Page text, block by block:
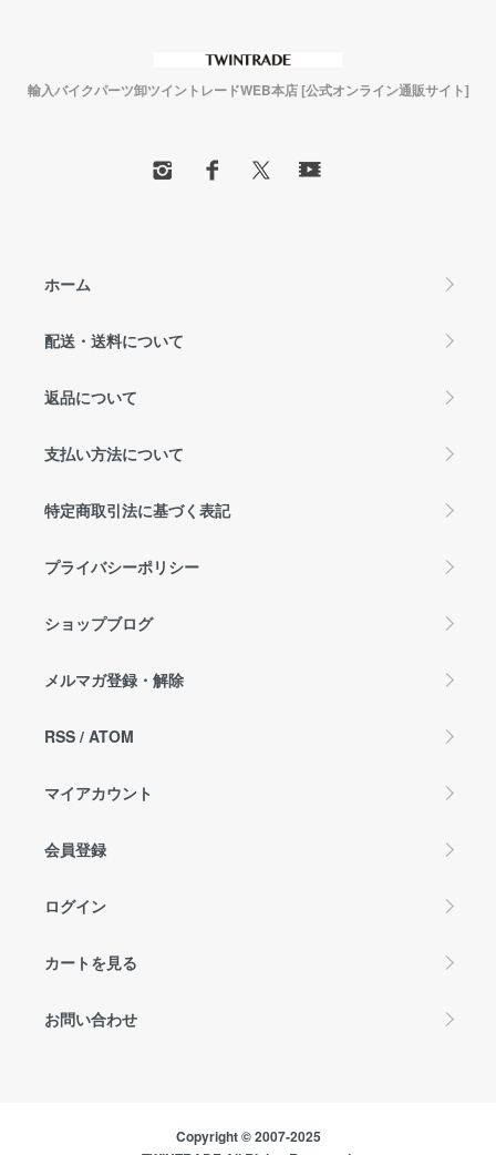
輸入バイクパーツ卸ツイントレードWEB本店 [公式オンライン通販サイト]
ホーム
配送・送料について
返品について
支払い方法について
特定商取引法に基づく表記
プライバシーポリシー
ショップブログ
メルマガ登録・解除
RSS / ATOM
マイアカウント
会員登録
ログイン
カートを見る
お問い合わせ
Copyright © 2007-2025